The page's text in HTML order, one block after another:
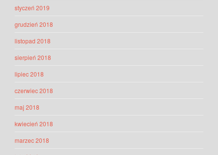
styczeń 2019
grudzień 2018
listopad 2018
sierpień 2018
lipiec 2018
czerwiec 2018
maj 2018
kwiecień 2018
marzec 2018